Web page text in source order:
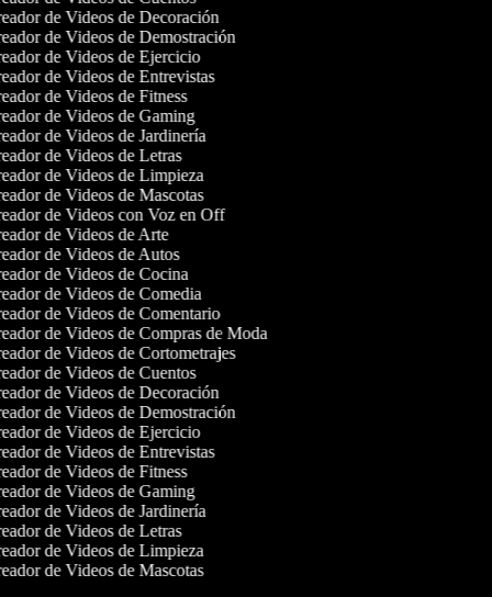
de Videos de Decoración
de Videos de Demostración
de Videos de Ejercicio
de Videos de Entrevistas
de Videos de Fitness
de Videos de Gaming
de Videos de Jardinería
de Videos de Letras
de Videos de Limpieza
de Videos de Mascotas
de Videos con Voz en Off
de Videos de Arte
de Videos de Autos
de Videos de Cocina
de Videos de Comedia
de Videos de Comentario
de Videos de Compras de Moda
de Videos de Cortometrajes
de Videos de Cuentos
de Videos de Decoración
de Videos de Demostración
de Videos de Ejercicio
de Videos de Entrevistas
de Videos de Fitness
de Videos de Gaming
de Videos de Jardinería
de Videos de Letras
de Videos de Limpieza
de Videos de Mascotas